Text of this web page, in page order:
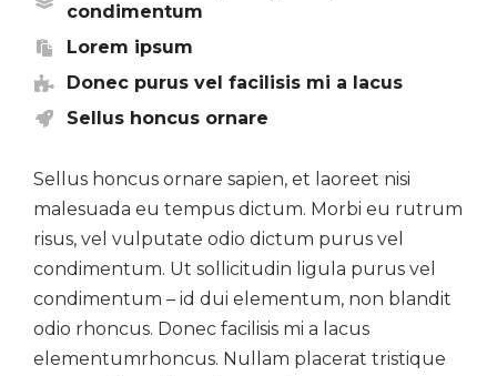
condimentum
Lorem ipsum
Donec purus vel facilisis mi a lacus
Sellus honcus ornare
Sellus honcus ornare sapien, et laoreet nisi
malesuada eu tempus dictum. Morbi eu rutrum
risus, vel vulputate odio dictum purus vel
condimentum. Ut sollicitudin ligula purus vel
condimentum – id dui elementum, non blandit
odio rhoncus. Donec facilisis mi a lacus
elementumrhoncus. Nullam placerat tristique